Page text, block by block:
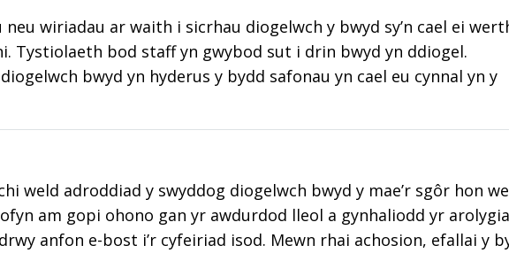
neu wiriadau ar waith i sicrhau diogelwch y bwyd sy’n cael ei
Tystiolaeth bod staff yn gwybod sut i drin bwyd yn ddiogel.
bwyd yn hyderus y bydd safonau yn cael eu cynnal yn y
weld adroddiad y swyddog diogelwch bwyd y mae’r sgôr hon
am gopi ohono gan yr awdurdod lleol a gynhaliodd yr
anfon e-bost i’r cyfeiriad isod. Mewn rhai achosion, efallai y